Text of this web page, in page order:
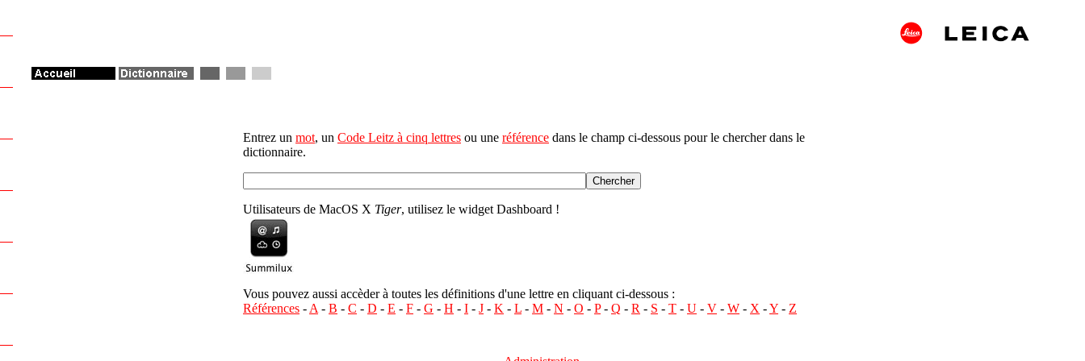
Entrez un mot, un Code Leitz à cinq lettres ou une référence dans le champ ci-dessous pour le chercher dans le
dictionnaire.
Utilisateurs de MacOS X Tiger, utilisez le widget Dashboard !
Vous pouvez aussi accèder à toutes les définitions d'une lettre en cliquant ci-dessous :
Références - A - B - C - D - E - F - G - H - I - J - K - L - M - N - O - P- Q - R - S - T - U - V - W - X -Y - Z